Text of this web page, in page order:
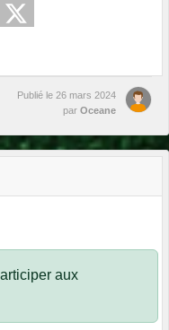
Publié le 26 mars 2024
par Oceane
aux